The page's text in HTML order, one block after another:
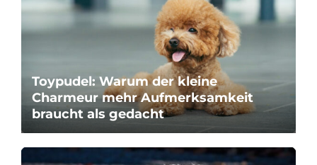
Toypudel: Warum der kleine
Charmeur mehr Aufmerksamkeit
braucht als gedacht